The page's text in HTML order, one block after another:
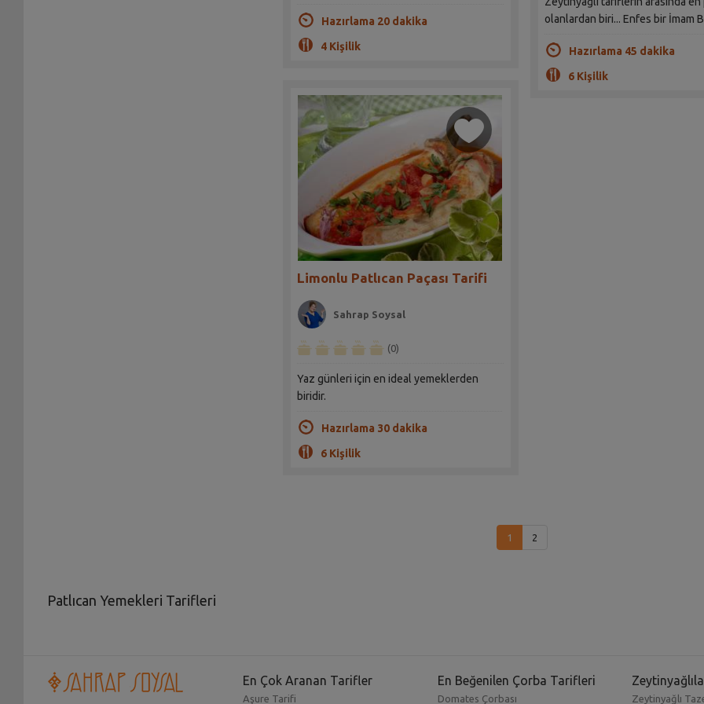
Hazırlama 20 dakika
4 Kişilik
Limonlu Patlıcan Paçası Tarifi
Sahrap Soysal
(0)
Yaz günleri için en ideal yemeklerden
biridir.
Hazırlama 30 dakika
6 Kişilik
olanlardan biri... Enfes bir İmam
Hazırlama 45 dakika
6 Kişilik
1 2
Patlıcan Yemekleri Tarifleri
ile Sahrap Soysal’ın mutfağındaki kokular sizin
Hepsi denenmiş ve damak zevkine uygun olanpatlıcan yemeği tarifiile birbirinden sağlıklı öğünler hazırlamak
En Çok Aranan Tarifler
Aşure Tarifi
En Beğenilen Çorba Tarifleri
Domates Çorbası
Zeytinyağlı